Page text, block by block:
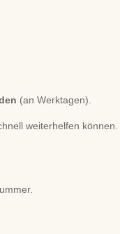
(an Werktagen).
weiterhelfen können.